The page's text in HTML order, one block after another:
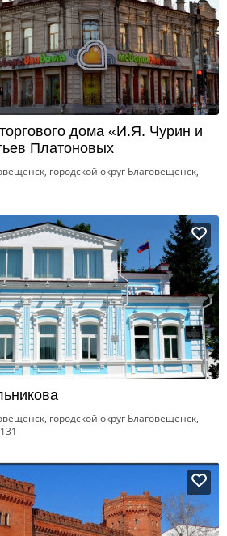
дома «И.Я. Чурин и
Платоновых
городской округ Благовещенск,
городской округ Благовещенск,